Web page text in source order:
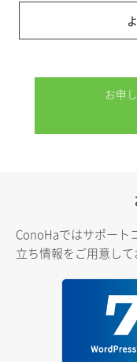
お申
ConoHaではサポート
立ち情報をご用意して